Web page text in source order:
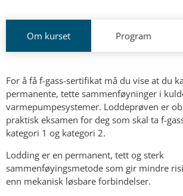
Om kurset Program
For å få f-gass-sertifikat må du vise at du
permanente, tette sammenføyninger i
varmepumpesystemer. Loddeprøven er
praktisk eksamen for deg som skal ta f-
kategori 1 og kategori 2.
Lodding er en permanent, tett og sterk
sammenføyingsmetode som gir mindre
enn mekanisk løsbare forbindelser.